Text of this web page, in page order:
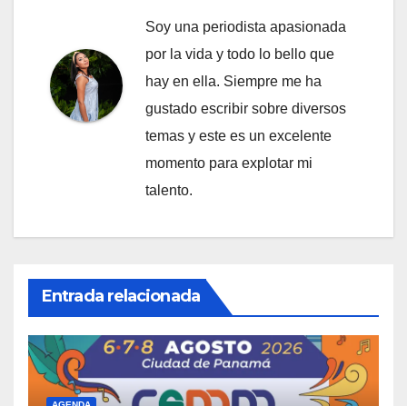
Soy una periodista apasionada
por la vida y todo lo bello que
hay en ella. Siempre me ha
gustado escribir sobre diversos
temas y este es un excelente
momento para explotar mi
talento.
Entrada relacionada